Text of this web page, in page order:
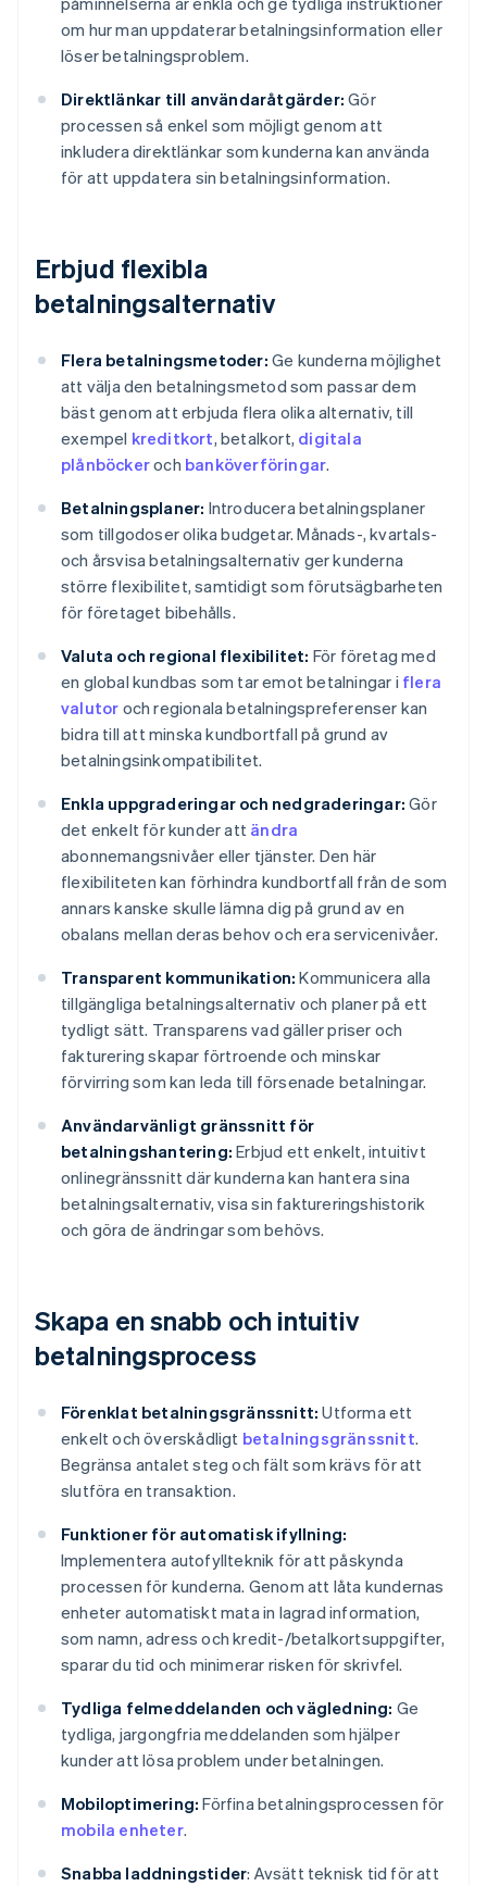
om hur man uppdaterar betalningsinformation eller
löser betalningsproblem.
Direktlänkar till användaråtgärder: Gör
processen så enkel som möjligt genom att
inkludera direktlänkar som kunderna kan använda
för att uppdatera sin betalningsinformation.
Erbjud flexibla
betalningsalternativ
Flera betalningsmetoder: Ge kunderna möjlighet
att välja den betalningsmetod som passar dem
bäst genom att erbjuda flera olika alternativ, till
exempel kreditkort, betalkort, digitala
plånböckeroch banköverföringar.
Betalningsplaner: Introducera betalningsplaner
som tillgodoser olika budgetar. Månads-, kvartals-
och årsvisa betalningsalternativ ger kunderna
större flexibilitet, samtidigt som förutsägbarheten
för företaget bibehålls.
Valuta och regional flexibilitet: För företag med
en global kundbas som tar emot betalningar i flera
valutor och regionala betalningspreferenser kan
bidra till att minska kundbortfall på grund av
betalningsinkompatibilitet.
Enkla uppgraderingar och nedgraderingar: Gör
det enkelt för kunder att ändra
abonnemangsnivåer eller tjänster. Den här
flexibiliteten kan förhindra kundbortfall från de som
annars kanske skulle lämna dig på grund av en
obalans mellan deras behov och era servicenivåer.
Transparent kommunikation: Kommunicera alla
tillgängliga betalningsalternativ och planer på ett
tydligt sätt. Transparens vad gäller priser och
fakturering skapar förtroende och minskar
förvirring som kan leda till försenade betalningar.
Användarvänligt gränssnitt för
betalningshantering: Erbjud ett enkelt, intuitivt
onlinegränssnitt där kunderna kan hantera sina
betalningsalternativ, visa sin faktureringshistorik
och göra de ändringar som behövs.
Skapa en snabb och intuitiv
betalningsprocess
Förenklat betalningsgränssnitt: Utforma ett
enkelt och överskådligt betalningsgränssnitt.
Begränsa antalet steg och fält som krävs för att
slutföra en transaktion.
Funktioner för automatisk ifyllning:
Implementera autofyllteknik för att påskynda
processen för kunderna. Genom att låta kundernas
enheter automatiskt mata in lagrad information,
som namn, adress och kredit-/betalkortsuppgifter,
sparar du tid och minimerar risken för skrivfel.
Tydliga felmeddelanden och vägledning: Ge
tydliga, jargongfria meddelanden som hjälper
kunder att lösa problem under betalningen.
Mobiloptimering: Förfina betalningsprocessen för
mobila enheter.
Snabba laddningstider: Avsätt teknisk tid för att